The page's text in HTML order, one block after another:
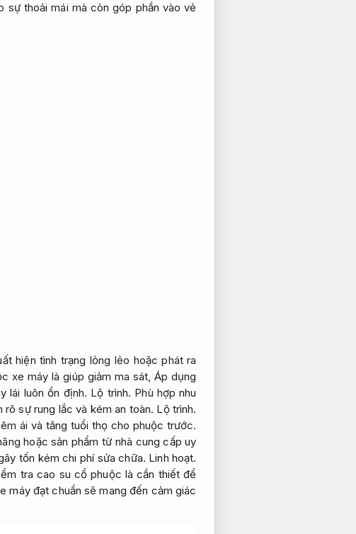
thoải mái mà còn góp phần vào vẻ
hiện tình trạng lỏng lẻo hoặc phát ra
xe máy là giúp giảm ma sát,Áp dụng
lái luôn ổn định. Lộ trình. Phù hợp nhu
rõ sự rung lắc và kém an toàn. Lộ trình.
ái và tăng tuổi thọ cho phuộc trước.
hoặc sản phẩm từ nhà cung cấp uy
tốn kém chi phí sửa chữa. Linh hoạt.
tra cao su cổ phuộc là cần thiết để
máy đạt chuẩn sẽ mang đến cảm giác